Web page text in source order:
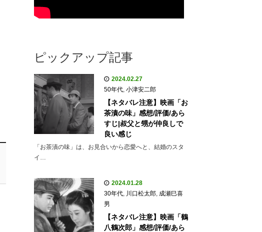
ピックアップ記事
2024.02.27
50年代,小津安二郎
【ネタバレ注意】映画「お
茶漬の味」感想/評価/あら
すじ|叔父と甥が仲良しで
良い感じ
「お茶漬の味」は、お見合いから恋愛へと、結婚のスタ
イ…
2024.01.28
30年代, 川口松太郎, 成瀬巳喜
男
【ネタバレ注意】映画「鶴
八鶴次郎」感想/評価/あら